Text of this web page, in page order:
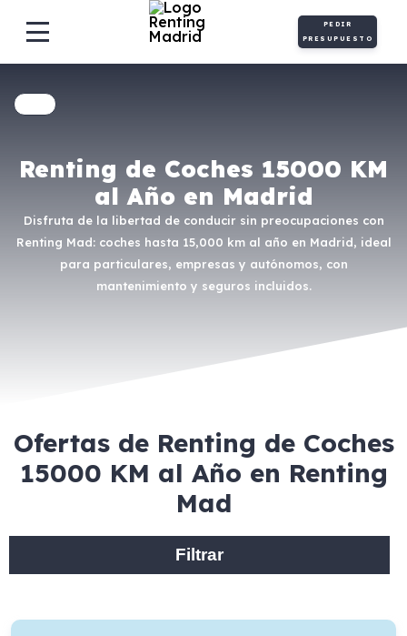
PEDIR
PRESUPUESTO
Renting de Coches 15000 KM
al Año en Madrid
Disfruta de la libertad de conducir sin preocupaciones con
Renting Mad: coches hasta 15,000 km al año en Madrid, ideal
para particulares, empresas y autónomos, con
mantenimiento y seguros incluidos.
Ofertas de Renting de Coches
15000 KM al Año en Renting
Mad
Filtrar